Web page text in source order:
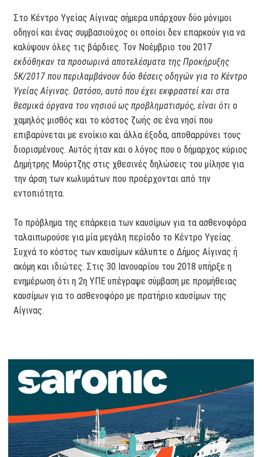
Στο Κέντρο Υγείας Αίγινας σήμερα υπάρχουν δύο μόνιμοι
οδηγοί και ένας συμβασιούχος οι οποίοι δεν επαρκούν για να
καλύψουν όλες τις βάρδιες. Τον Νοέμβριο του 2017
εκδόθηκαν τα προσωρινά αποτελέσματα της Προκήρυξης
5Κ/2017 που περιλαμβάνουν δύο θέσεις οδηγών για το Κέντρο
Υγείας Αίγινας. Ωστόσο, αυτό που έχει εκφραστεί και στα
θεσμικά όργανα του νησιού ως προβληματισμός, είναι ότιο
χαμηλός μισθός και το κόστος ζωής σε ένα νησί που
επιβαρύνεται με ενοίκιο και άλλα έξοδα, αποθαρρύνει τους
διορισμένους. Αυτός ήταν και ο λόγος που ο δήμαρχος κύριος
Δημήτρης Μούρτζης στις χθεσινές δηλώσεις του μίλησε για
την άρση των κωλυμάτων που προέρχονται από την
εντοπιότητα.
Το πρόβλημα της επάρκεια των καυσίμων για τα ασθενοφόρα
ταλαιπωρούσε για μία μεγάλη περίοδο το Κέντρο Υγείας.
Συχνά το κόστος των καυσίμων κάλυπτε ο Δήμος Αίγινας ή
ακόμη και ιδιώτες. Στις 30 Ιανουαρίου του 2018 υπήρξε η
ενημέρωση ότι η 2η ΥΠΕ υπέγραψε σύμβαση με προμήθειας
καυσίμων για το ασθενοφόρο με πρατήριο καυσίμων της
Αίγινας.